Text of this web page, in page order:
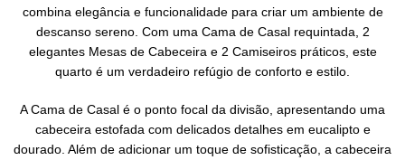
combina elegância e funcionalidade para criar um ambiente de
descanso sereno. Com uma Cama de Casal requintada, 2
elegantes Mesas de Cabeceira e 2 Camiseiros práticos, este
quarto é um verdadeiro refúgio de conforto e estilo.
A Cama de Casal é o ponto focal da divisão, apresentando uma
cabeceira estofada com delicados detalhes em eucalipto e
dourado. Além de adicionar um toque de sofisticação, a cabeceira